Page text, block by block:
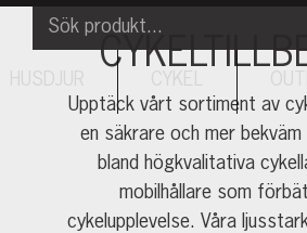
HUSDJUR
Upptäck vårt sortiment av
en säkrare och mer bekväm
bland högkvalitativa
mobilhållare som
cykelupplevelse. Våra